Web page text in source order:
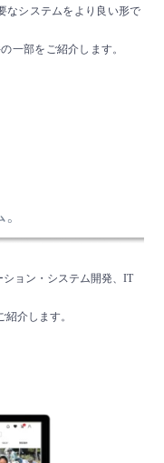
なシステムを より良い形で
一部をご紹介します。
ション・システム開発、IT
介します。